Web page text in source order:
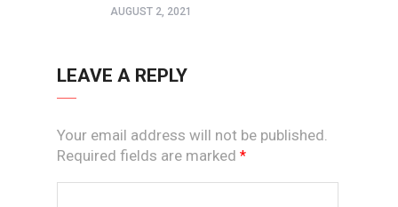
AUGUST 2, 2021
LEAVE A REPLY
Your email address will not be published.
Required fields are marked *